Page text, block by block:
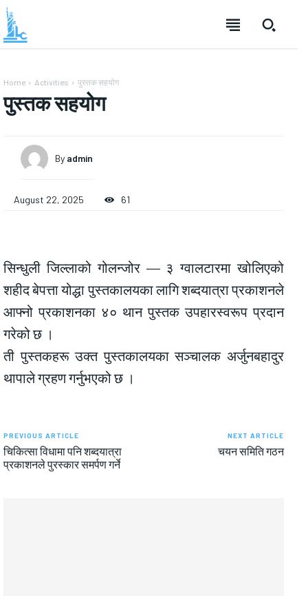
Home Activities पुस्तक सहयोग
पुस्तक सहयोग
By admin
August 22, 2025 61
सिन्धुली जिल्लाको गोलन्जोर — ३ ग्वालटारमा खोलिएको
शहीद बेपत्ता योद्धा पुस्तकालयका लागि शब्दयात्रा प्रकाशनले
आफ्नो प्रकाशनका ४० थान पुस्तक उपहारस्वरूप प्रदान
गरेको छ ।
ती पुस्तकहरू उक्त पुस्तकालयका सञ्चालक अर्जुनबहादुर
थापाले ग्रहण गर्नुभएको छ ।
PREVIOUS ARTICLE
चिकित्सा विधामा पनि शब्दयात्रा
प्रकाशनले पुरस्कार समर्पण गर्ने
NEXT ARTICLE
चयन समिति गठन